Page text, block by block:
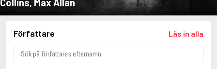
Collins, Max Allan
Författare Läs in alla